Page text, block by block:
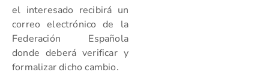
el interesado recibirá un
correo electrónico de la
Federación Española
donde deberá verificar y
formalizar dicho cambio.